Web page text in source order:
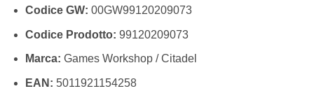
Codice GW: 00GW99120209073
Codice Prodotto: 99120209073
Marca: Games Workshop / Citadel
EAN: 5011921154258